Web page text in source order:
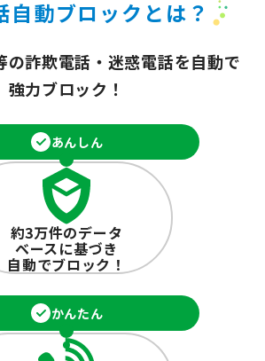
自動ブロックとは？
の詐欺電話・迷惑電話を自動で
強力ブロック！
あんしん
約3万件のデータ
ベースに基づき
自動でブロック！
かんたん